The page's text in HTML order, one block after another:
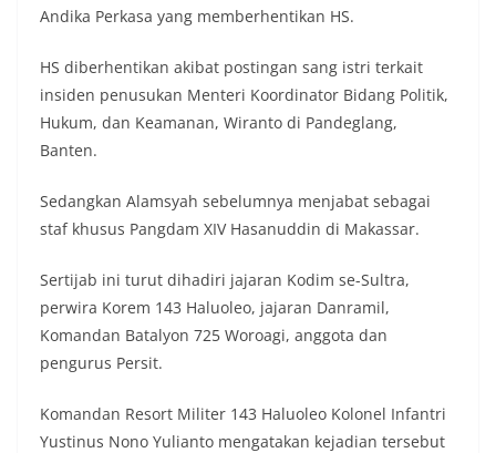
Andika Perkasa yang memberhentikan HS.
HS diberhentikan akibat postingan sang istri terkait
insiden penusukan Menteri Koordinator Bidang Politik,
Hukum, dan Keamanan, Wiranto di Pandeglang,
Banten.
Sedangkan Alamsyah sebelumnya menjabat sebagai
staf khusus Pangdam XIV Hasanuddin di Makassar.
Sertijab ini turut dihadiri jajaran Kodim se-Sultra,
perwira Korem 143 Haluoleo, jajaran Danramil,
Komandan Batalyon 725 Woroagi, anggota dan
pengurus Persit.
Komandan Resort Militer 143 Haluoleo Kolonel Infantri
Yustinus Nono Yulianto mengatakan kejadian tersebut